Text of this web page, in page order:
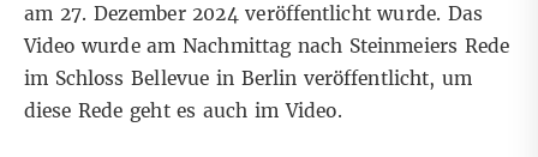
am 27. Dezember 2024 veröffentlicht wurde. Das
Video wurde am Nachmittag nach Steinmeiers Rede
im Schloss Bellevue in Berlin veröffentlicht, um
diese Rede geht es auch im Video.